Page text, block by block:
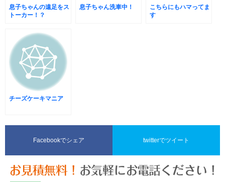
息子ちゃんの遠足をス
トーカー！？
息子ちゃん洗車中！
こちらにもハマってま
す
チーズケーキマニア
Facebookでシェア twitterでツイート